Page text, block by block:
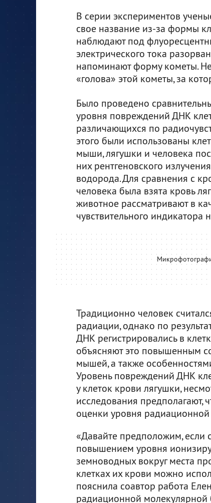
В серии экспериментов
свое название из-за формы
наблюдают под
электрического тока
напоминают форму кометы.
«голова» этой кометы, за
Было проведено
уровня повреждений ДНК
различающихся по
этого были использованы
мыши, лягушки и человека
них рентгеновского
водорода. Для сравнения с
человека была взята кровь
животное рассматривают в
чувствительного
Традиционно человек
радиации, однако по
ДНК регистрировались в
объясняют это повышенным
мышей, а также
Уровень повреждений ДНК
у клеток крови лягушки,
исследования предполагают,
оценки уровня радиационной
«Давайте предположим, если
повышением уровня
земноводных вокруг места
клетках их крови можно
пояснила соавтор работа
радиационной